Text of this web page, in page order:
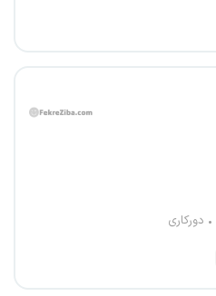
دورکاری